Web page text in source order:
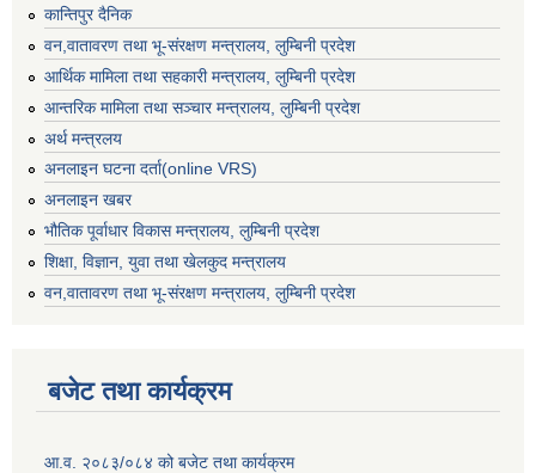
कान्तिपुर दैनिक
वन,वातावरण तथा भू-संरक्षण मन्त्रालय, लुम्बिनी प्रदेश
आर्थिक मामिला तथा सहकारी मन्त्रालय, लुम्बिनी प्रदेश
आन्तरिक मामिला तथा सञ्चार मन्त्रालय, लुम्बिनी प्रदेश
अर्थ मन्त्रलय
अनलाइन घटना दर्ता(online VRS)
अनलाइन खबर
भौतिक पूर्वाधार विकास मन्त्रालय, लुम्बिनी प्रदेश
शिक्षा, विज्ञान, युवा तथा खेलकुद मन्‍‍त्रालय
वन,वातावरण तथा भू-संरक्षण मन्त्रालय, लुम्बिनी प्रदेश
बजेट तथा कार्यक्रम
आ.व. २०८३/०८४ को बजेट तथा कार्यक्रम